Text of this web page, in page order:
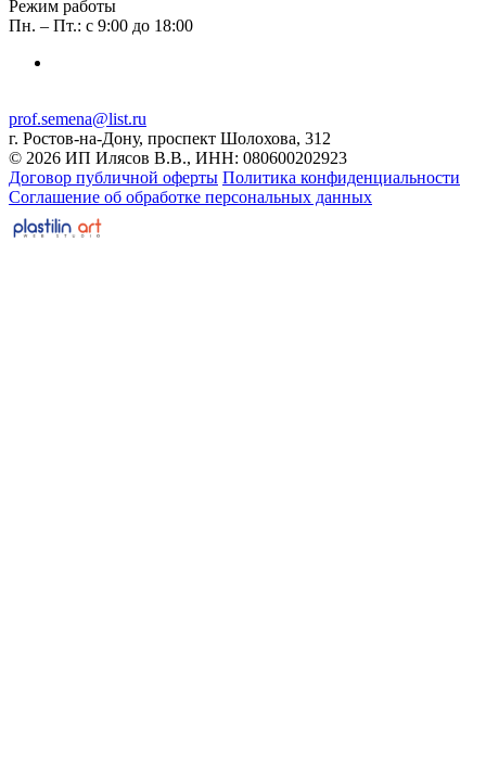
Режим работы
Пн. – Пт.: с 9:00 до 18:00
prof.semena@list.ru
г. Ростов-на-Дону, проспект Шолохова, 312
© 2026 ИП Илясов В.В., ИНН: 080600202923
Договор публичной оферты Политика конфиденциальности
Соглашение об обработке персональных данных